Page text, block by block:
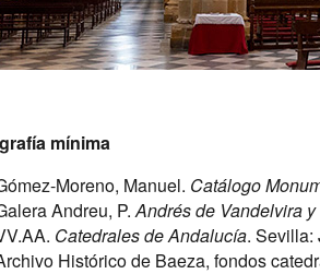
mínima
Moreno, Manuel. Catálogo
Andreu, P.Andrés de Vandelvira
Catedrales de Andalucía. Sevilla:
Histórico de Baeza, fondos